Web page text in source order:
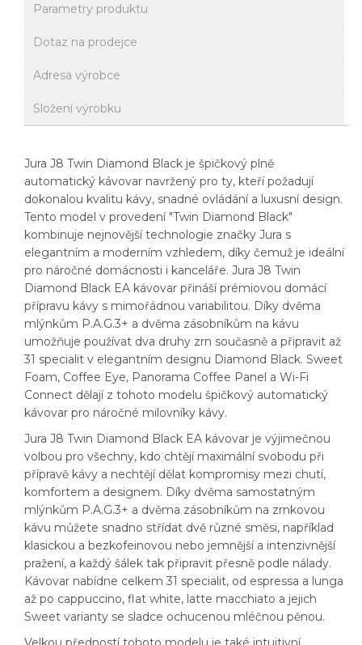
Parametry produktu
Dotaz na prodejce
Adresa výrobce
Složení výrobku
Jura J8 Twin Diamond Black je špičkový plně
automatický kávovar navržený pro ty, kteří požadují
dokonalou kvalitu kávy, snadné ovládání a luxusní design.
Tento model v provedení "Twin Diamond Black"
kombinuje nejnovější technologie značky Jura s
elegantním a moderním vzhledem, díky čemuž je ideální
pro náročné domácnosti i kanceláře. Jura J8 Twin
Diamond Black EA kávovar přináší prémiovou domácí
přípravu kávy s mimořádnou variabilitou. Díky dvěma
mlýnkům P.A.G.3+ a dvěma zásobníkům na kávu
umožňuje používat dva druhy zrn současně a připravit až
31 specialit v elegantním designu Diamond Black. Sweet
Foam, Coffee Eye, Panorama Coffee Panel a Wi-Fi
Connect dělají z tohoto modelu špičkový automatický
kávovar pro náročné milovníky kávy.
Jura J8 Twin Diamond Black EA kávovar je výjimečnou
volbou pro všechny, kdo chtějí maximální svobodu při
přípravě kávy a nechtějí dělat kompromisy mezi chutí,
komfortem a designem. Díky dvěma samostatným
mlýnkům P.A.G.3+ a dvěma zásobníkům na zrnkovou
kávu můžete snadno střídat dvě různé směsi, například
klasickou a bezkofeinovou nebo jemnější a intenzivnější
pražení, a každý šálek tak připravit přesně podle nálady.
Kávovar nabídne celkem 31 specialit, od espressa a lunga
až po cappuccino, flat white, latte macchiato a jejich
Sweet varianty se sladce ochucenou mléčnou pěnou.